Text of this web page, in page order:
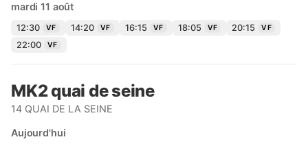
mardi 11 août
12:30 VF 14:20 VF 16:15 VF 18:05 VF 20:15 VF
22:00 VF
MK2 quai de seine
14 QUAI DE LA SEINE
Aujourd'hui